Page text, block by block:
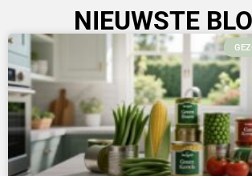
NIEUWSTE